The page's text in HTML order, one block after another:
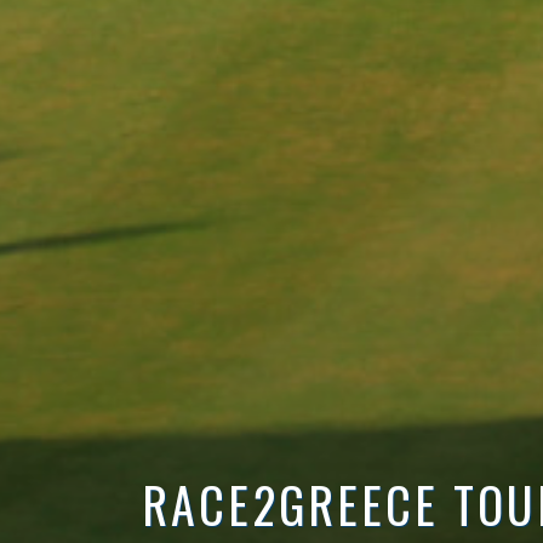
RACE2GREECE